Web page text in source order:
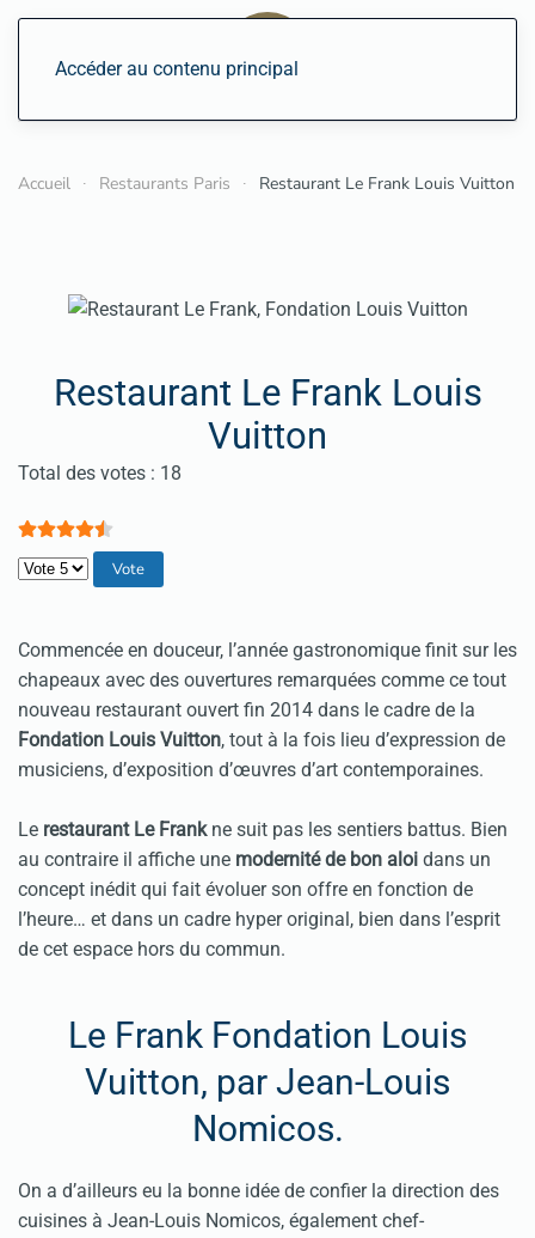
Accéder au contenu principal
Accueil Restaurants Paris Restaurant Le Frank Louis Vuitton
Restaurant Le Frank Louis
Vuitton
Vote utilisateur:4.5/
Total des votes : 18
Veuillez voter
Commencée en douceur, l’année gastronomique finit sur les
chapeaux avec des ouvertures remarquées comme ce tout
nouveau restaurant ouvert fin 2014 dans le cadre de la
Fondation Louis Vuitton, tout à la fois lieu d’expression de
musiciens, d’exposition d’œuvres d’art contemporaines.
Le restaurant Le Frankne suit pas les sentiers battus. Bien
au contraire il affiche une modernité de bon aloi dans un
concept inédit qui fait évoluer son offre en fonction de
l’heure… et dans un cadre hyper original, bien dans l’esprit
de cet espace hors du commun.
Le Frank Fondation Louis
Vuitton, par Jean-Louis
Nomicos.
On a d’ailleurs eu la bonne idée de confier la direction des
cuisines à Jean-Louis Nomicos, également chef-